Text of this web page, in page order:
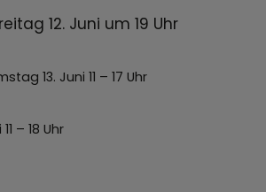
12. Juni um 19 Uhr
13. Juni 11 – 17 Uhr
– 18 Uhr